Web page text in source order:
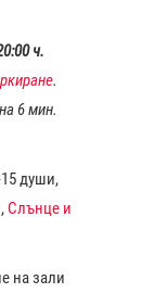
ч.
.
6 мин.
души,
Слънце и
на зали